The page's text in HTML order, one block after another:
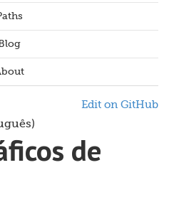
Edit on GitHub
de